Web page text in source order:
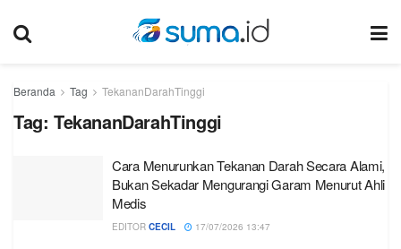
Beranda Tag TekananDarahTinggi
Tag: TekananDarahTinggi
Cara Menurunkan Tekanan Darah Secara Alami,
Bukan Sekadar Mengurangi Garam Menurut Ahli
Medis
EDITOR CECIL 17/07/2026 13:47